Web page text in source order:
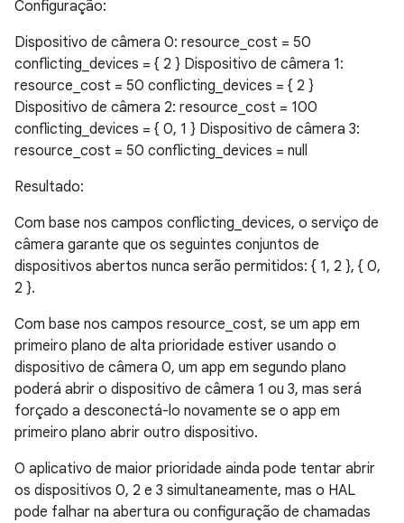
Configuração:
Dispositivo de câmera 0: resource_cost = 50
conflicting_devices = { 2 } Dispositivo de câmera 1:
resource_cost = 50 conflicting_devices = { 2 }
Dispositivo de câmera 2: resource_cost = 100
conflicting_devices = { 0, 1 } Dispositivo de câmera 3:
resource_cost = 50 conflicting_devices = null
Resultado:
Com base nos campos conflicting_devices, o serviço de
câmera garante que os seguintes conjuntos de
dispositivos abertos nunca serão permitidos: { 1, 2 }, { 0,
2 }.
Com base nos campos resource_cost, se um app em
primeiro plano de alta prioridade estiver usando o
dispositivo de câmera 0, um app em segundo plano
poderá abrir o dispositivo de câmera 1 ou 3, mas será
forçado a desconectá-lo novamente se o app em
primeiro plano abrir outro dispositivo.
O aplicativo de maior prioridade ainda pode tentar abrir
os dispositivos 0, 2 e 3 simultaneamente, mas o HAL
pode falhar na abertura ou configuração de chamadas